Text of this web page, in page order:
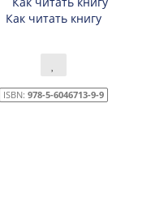
Как читать книгу
ISBN: 978-5-6046713-9-9